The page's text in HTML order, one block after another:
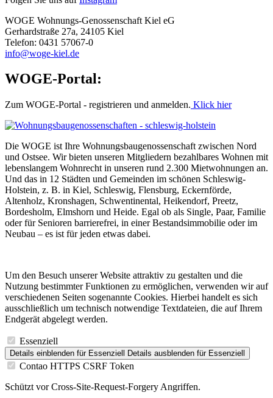
WOGE Wohnungs-Genossenschaft Kiel eG
Gerhardstraße 27a, 24105 Kiel
Telefon: 0431 57067-0
info@woge-kiel.de
WOGE-Portal:
Zum WOGE-Portal - registrieren und anmelden. Klick hier
Die WOGE ist Ihre Wohnungsbaugenossenschaft zwischen Nord
und Ostsee. Wir bieten unseren Mitgliedern bezahlbares Wohnen mit
lebenslangem Wohnrecht in unseren rund 2.300 Mietwohnungen an.
Und das in 12 Städten und Gemeinden im schönen Schleswig-
Holstein, z. B. in Kiel, Schleswig, Flensburg, Eckernförde,
Altenholz, Kronshagen, Schwentinental, Heikendorf, Preetz,
Bordesholm, Elmshorn und Heide. Egal ob als Single, Paar, Familie
oder für Senioren barrierefrei, in einer Bestandsimmobilie oder im
Neubau – es ist für jeden etwas dabei.
Um den Besuch unserer Website attraktiv zu gestalten und die
Nutzung bestimmter Funktionen zu ermöglichen, verwenden wir auf
verschiedenen Seiten sogenannte Cookies. Hierbei handelt es sich
ausschließlich um technisch notwendige Textdateien, die auf Ihrem
Endgerät abgelegt werden.
Essenziell
Details einblenden für Essenziell Details ausblenden für Essenziell
Contao HTTPS CSRF Token
Schützt vor Cross-Site-Request-Forgery Angriffen.